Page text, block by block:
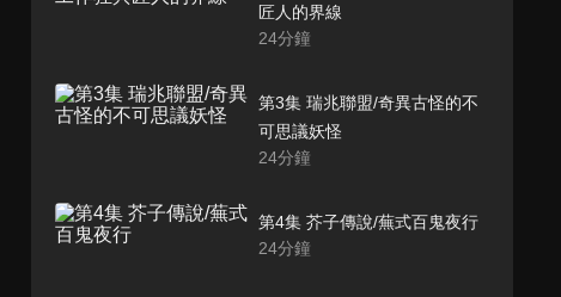
匠人的界線
24分鐘
第3集 瑞兆聯盟/奇異古怪的不
可思議妖怪
24分鐘
第4集 芥子傳說/蕪式百鬼夜行
24分鐘